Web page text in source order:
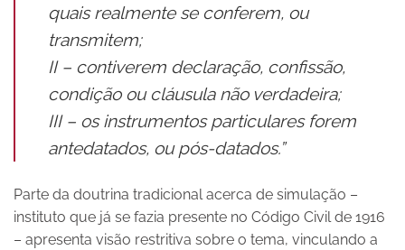
quais realmente se conferem, ou
transmitem;
II – contiverem declaração, confissão,
condição ou cláusula não verdadeira;
III – os instrumentos particulares forem
antedatados, ou pós-datados.”
Parte da doutrina tradicional acerca de simulação –
instituto que já se fazia presente no Código Civil de 1916
– apresenta visão restritiva sobre o tema, vinculando a